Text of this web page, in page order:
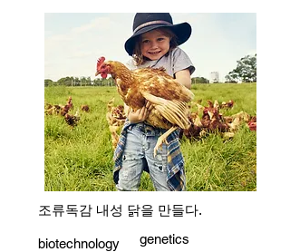
조류독감 내성 닭을 만들다.
biotechnology genetics